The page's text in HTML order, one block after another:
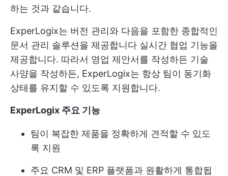
하는 것과 같습니다.
ExperLogix는 버전 관리와 다음을 포함한 종합적인
문서 관리 솔루션을 제공합니다 실시간 협업 기능을
제공합니다. 따라서 영업 제안서를 작성하든 기술
사양을 작성하든, ExperLogix는 항상 팀이 동기화
상태를 유지할 수 있도록 지원합니다.
ExperLogix 주요 기능
팀이 복잡한 제품을 정확하게 견적할 수 있도
록 지원
주요 CRM 및 ERP 플랫폼과 원활하게 통합됩